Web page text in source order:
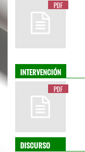
PDF
INTERVENCIÓN
PDF
DISCURSO